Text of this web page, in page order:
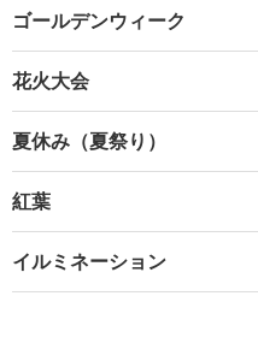
ゴールデンウィーク
花火大会
夏休み（夏祭り）
紅葉
イルミネーション